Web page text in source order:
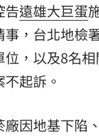
市府 蔣萬安竟
曾逃過車禍死劫
亡狀態」照開
」！父親節調查
告遠雄大巨蛋
，台北地檢
，以及8名
起訴。
因地基下陷